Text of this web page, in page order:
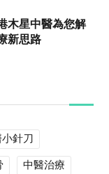
木星中醫為您解
新思路
針刀
中醫治療